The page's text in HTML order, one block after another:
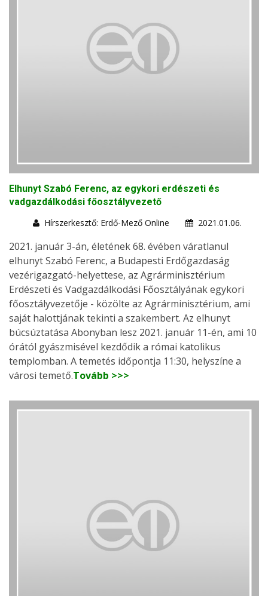
Elhunyt Szabó Ferenc, az egykori erdészeti és
vadgazdálkodási főosztályvezető
Hírszerkesztő: Erdő-Mező Online
2021.01.06.
2021. január 3-án, életének 68. évében váratlanul
elhunyt Szabó Ferenc, a Budapesti Erdőgazdaság
vezérigazgató-helyettese, az Agrárminisztérium
Erdészeti és Vadgazdálkodási Főosztályának egykori
főosztályvezetője - közölte az Agrárminisztérium, ami
saját halottjának tekinti a szakembert. Az elhunyt
búcsúztatása Abonyban lesz 2021. január 11-én, ami 10
órától gyászmisével kezdődik a római katolikus
templomban. A temetés időpontja 11:30, helyszíne a
városi temető.Tovább >>>